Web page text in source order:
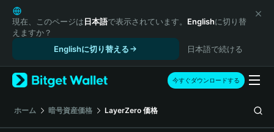
English
日本語
Tiếng Việt
Español (Latinoamérica)
Türkçe
Français
Deutsch
現在、このページは日本語で表示されています。 Englishに切り替
えますか？
Englishに切り替える
日本語で続ける
今すぐダウンロードする
ホーム 暗号資産価格 LayerZero 価格